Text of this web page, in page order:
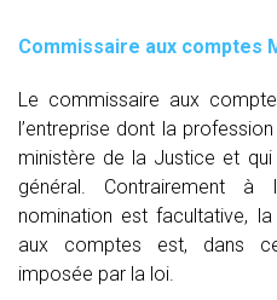
Commissaire aux comptes
Le commissaire aux
l’entreprise dont la
ministère de la Justice et qui
général. Contrairement à
nomination est facultative,
aux comptes est, dans
imposée par la loi.